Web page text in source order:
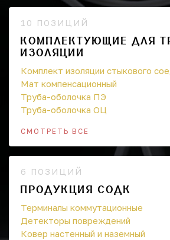
10 ПОЗИЦИЙ
КОМПЛЕКТУЮЩИЕ ДЛЯ
ИЗОЛЯЦИИ
Комплект изоляции стыкового
Мат компенсационный
Труба-оболочка ПЭ
Труба-оболочка ОЦ
СМОТРЕТЬ ВСЕ
6 ПОЗИЦИЙ
ПРОДУКЦИЯ СОДК
Терминалы коммутационные
Детекторы повреждений
Ковер настенный и наземный